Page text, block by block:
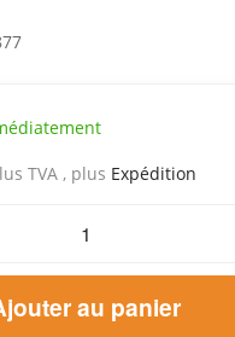
TVA , plus Expédition
au panier